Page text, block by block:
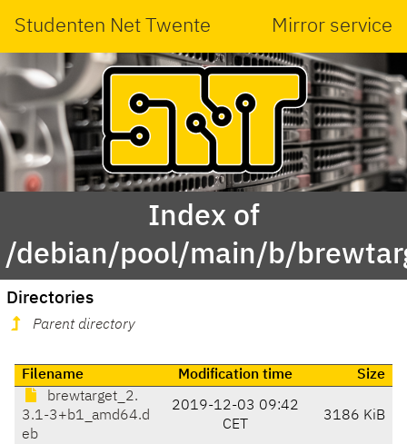
Studenten Net Twente Mirror service
Index of
/debian/pool/main/b/
Directories
Parent directory
Filename Modification time
Size
brewtarget_2.
3.1-3+b1_amd64.d
eb
2019-12-03 09:42
CET
3186 KiB